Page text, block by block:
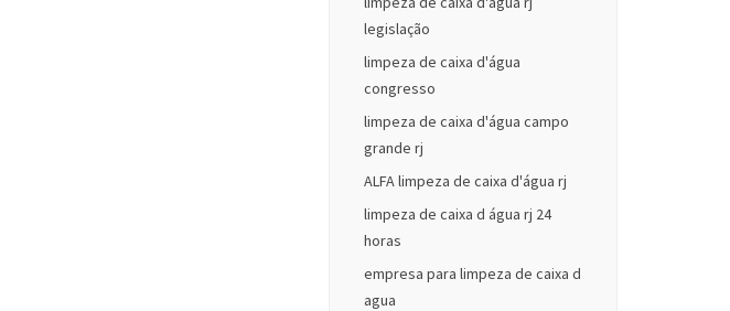
legislação
limpeza de caixa d'água
congresso
limpeza de caixa d'água campo
grande rj
ALFA limpeza de caixa d'água rj
limpeza de caixa d água rj 24
horas
empresa para limpeza de caixa d
agua